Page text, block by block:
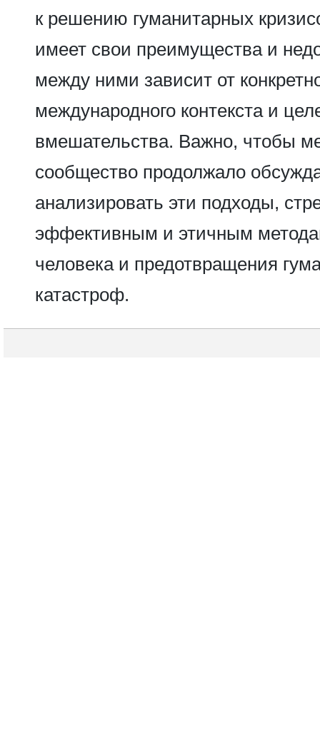
к решению гуманитарных
имеет свои преимущества и
между ними зависит от
международного контекста и
вмешательства. Важно, чтобы
сообщество продолжало
анализировать эти подходы,
эффективным и этичным
человека и предотвращения
катастроф.